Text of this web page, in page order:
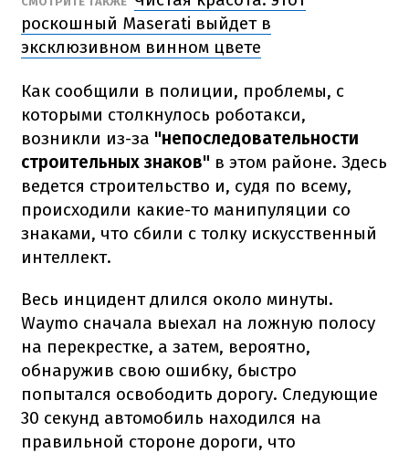
роскошный Maserati выйдет в
эксклюзивном винном цвете
Как сообщили в полиции, проблемы, с
которыми столкнулось роботакси,
возникли из-за "непоследовательности
строительных знаков" в этом районе. Здесь
ведется строительство и, судя по всему,
происходили какие-то манипуляции со
знаками, что сбили с толку искусственный
интеллект.
Весь инцидент длился около минуты.
Waymo сначала выехал на ложную полосу
на перекрестке, а затем, вероятно,
обнаружив свою ошибку, быстро
попытался освободить дорогу. Следующие
30 секунд автомобиль находился на
правильной стороне дороги, что